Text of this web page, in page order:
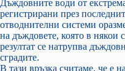
Дъждовните води от
регистрирани през
отводнителни системи
на дъждовете, която в някои
резултат се натрупва
сградите.
В тази връзка считаме, че е